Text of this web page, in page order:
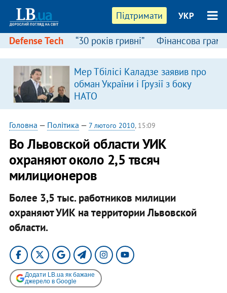
Підтримати УКР
Defense Tech “30 років гривні” Фінансова
Мер Тбілісі Каладзе заявив про
обман України і Грузії з боку
НАТО
Головна — Політика — 7 лютого 2010, 15:09
Во Львовской области УИК
охраняют около 2,5 твсяч
милиционеров
Более 3,5 тыс. работников милиции
охраняют УИК на территории Львовской
области.
Додати LB.ua як бажане
джерело в Google